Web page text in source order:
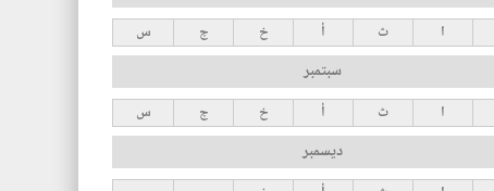
ا ث أ خ ج س
سبتمبر
ا ث أ خ ج س
ديسمبر